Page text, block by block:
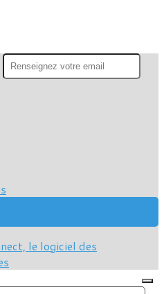
le logiciel des